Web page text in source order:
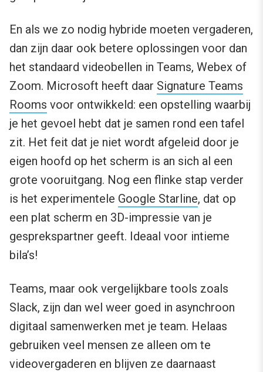
En als we zo nodig hybride moeten vergaderen,
dan zijn daar ook betere oplossingen voor dan
het standaard videobellen in Teams, Webex of
Zoom. Microsoft heeft daar Signature Teams
Rooms voor ontwikkeld: een opstelling waarbij
je het gevoel hebt dat je samen rond een tafel
zit. Het feit dat je niet wordt afgeleid door je
eigen hoofd op het scherm is an sich al een
grote vooruitgang. Nog een flinke stap verder
is het experimentele Google Starline, dat op
een plat scherm en 3D-impressie van je
gesprekspartner geeft. Ideaal voor intieme
bila’s!
Teams, maar ook vergelijkbare tools zoals
Slack, zijn dan wel weer goed in asynchroon
digitaal samenwerken met je team. Helaas
gebruiken veel mensen ze alleen om te
videovergaderen en blijven ze daarnaast